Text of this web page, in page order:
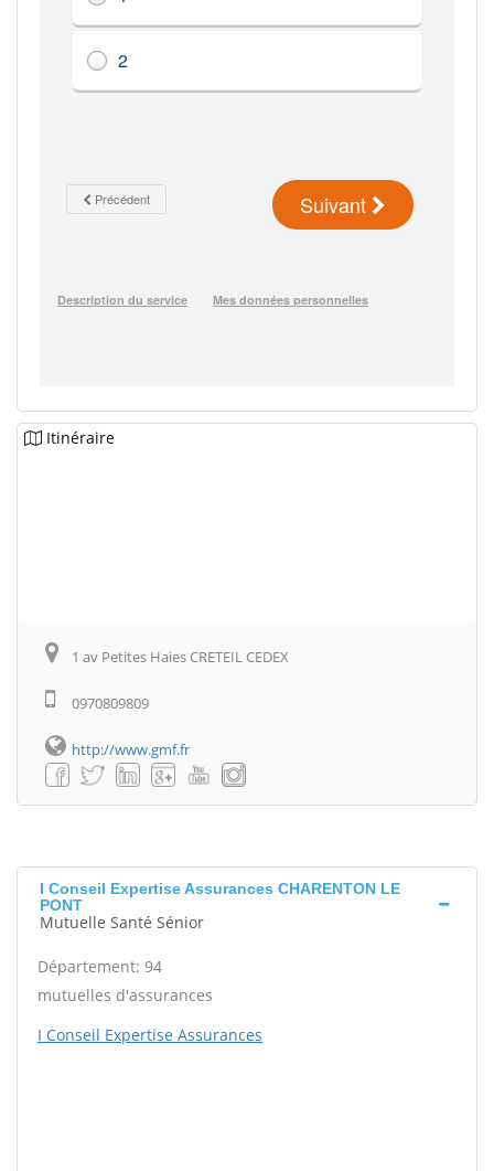
Itinéraire
1 av Petites Haies CRETEIL CEDEX
0970809809
http://www.gmf.fr
I Conseil Expertise Assurances CHARENTON LE
PONT
Mutuelle Santé Sénior
Département: 94
mutuelles d'assurances
I Conseil Expertise Assurances